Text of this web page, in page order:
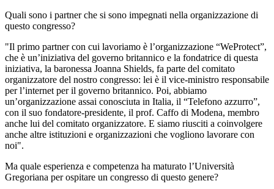
Quali sono i partner che si sono impegnati nella organizzazione di
questo congresso?
"Il primo partner con cui lavoriamo è l’organizzazione “WeProtect”,
che è un’iniziativa del governo britannico e la fondatrice di questa
iniziativa, la baronessa Joanna Shields, fa parte del comitato
organizzatore del nostro congresso: lei è il vice-ministro responsabile
per l’internet per il governo britannico. Poi, abbiamo
un’organizzazione assai conosciuta in Italia, il “Telefono azzurro”,
con il suo fondatore-presidente, il prof. Caffo di Modena, membro
anche lui del comitato organizzatore. E siamo riusciti a coinvolgere
anche altre istituzioni e organizzazioni che vogliono lavorare con
noi".
Ma quale esperienza e competenza ha maturato l’Università
Gregoriana per ospitare un congresso di questo genere?